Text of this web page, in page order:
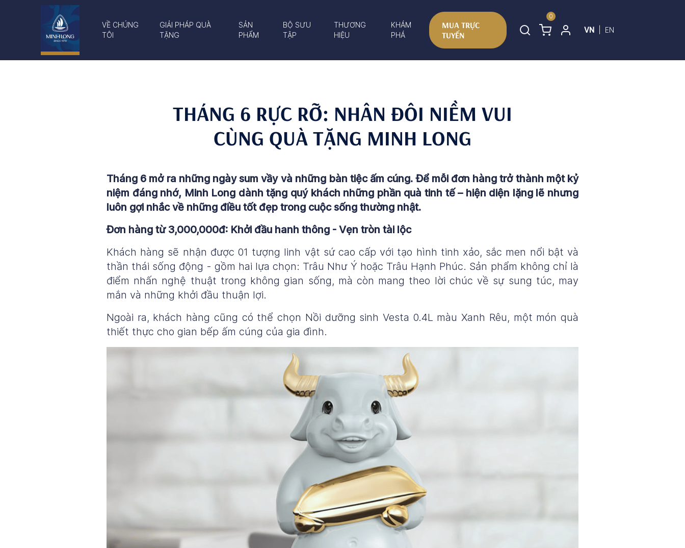
VỀ CHÚNG
TÔI
GIẢI PHÁP QUÀ
TẶNG
SẢN
PHẨM
BỘ SƯU
TẬP
THƯƠNG
HIỆU
KHÁM
PHÁ
MUA TRỰC
TUYẾN
0
VN EN
THÁNG 6 RỰC RỠ: NHÂN ĐÔI NIỀM VUI
CÙNG QUÀ TẶNG MINH LONG
Tháng 6 mở ra những ngày sum vầy và những bàn tiệc ấm cúng. Để mỗi đơn hàng trở thành một kỷ
niệm đáng nhớ, Minh Long dành tặng quý khách những phần quà tinh tế – hiện diện lặng lẽ nhưng
luôn gợi nhắc về những điều tốt đẹp trong cuộc sống thường nhật.
Đơn hàng từ 3,000,000đ: Khởi đầu hanh thông - Vẹn tròn tài lộc
Khách hàng sẽ nhận được 01 tượng linh vật sứ cao cấp với tạo hình tinh xảo, sắc men nổi bật và
thần thái sống động - gồm hai lựa chọn: Trâu Như Ý hoặc Trâu Hạnh Phúc. Sản phẩm không chỉ là
điểm nhấn nghệ thuật trong không gian sống, mà còn mang theo lời chúc về sự sung túc, may
mắn và những khởi đầu thuận lợi.
Ngoài ra, khách hàng cũng có thể chọn Nồi dưỡng sinh Vesta 0.4L màu Xanh Rêu, một món quà
thiết thực cho gian bếp ấm cúng của gia đình.